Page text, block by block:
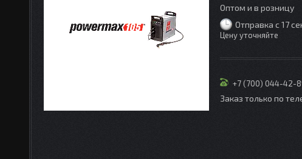
Оптом и в розницу
Отправка с 17
Цену уточняйте
+7 (700) 044-42-
Заказ только по